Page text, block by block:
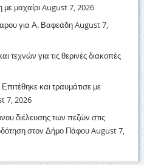
μαχαίριAugust 7, 2026
για Α. ΒαφεάδηAugust 7,
τεχνών για τις θερινές διακοπές
και τραυμάτισε με
7, 2026
διέλευσης των πεζών στις
στον Δήμο ΠάφουAugust 7,